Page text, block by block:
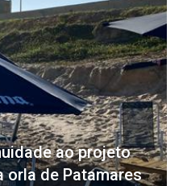
ao projeto
orla de Patamares